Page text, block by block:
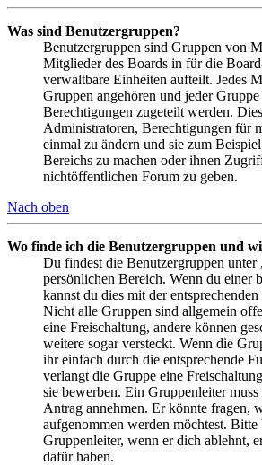
Was sind Benutzergruppen?
Benutzergruppen sind Gruppen von
Mitglieder des Boards in für die
verwaltbare Einheiten aufteilt. Jedes
Gruppen angehören und jeder
Berechtigungen zugeteilt werden.
Administratoren, Berechtigungen für
einmal zu ändern und sie zum
Bereichs zu machen oder ihnen
nichtöffentlichen Forum zu geben.
Nach oben
Wo finde ich die Benutzergruppen und
Du findest die Benutzergruppen unter
persönlichen Bereich. Wenn du einer
kannst du dies mit der
Nicht alle Gruppen sind allgemein
eine Freischaltung, andere können
weitere sogar versteckt. Wenn die
ihr einfach durch die entsprechende
verlangt die Gruppe eine
sie bewerben. Ein Gruppenleiter
Antrag annehmen. Er könnte fragen,
aufgenommen werden möchtest. Bitte
Gruppenleiter, wenn er dich ablehnt,
dafür haben.